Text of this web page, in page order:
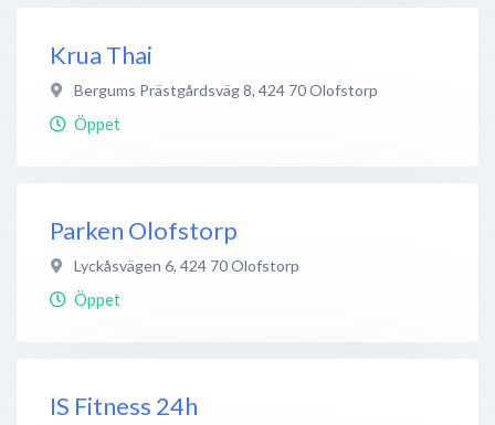
Krua Thai
Bergums Prästgårdsväg 8, 424 70Olofstorp
Öppet
Parken Olofstorp
Lyckåsvägen 6, 424 70Olofstorp
Öppet
IS Fitness 24h